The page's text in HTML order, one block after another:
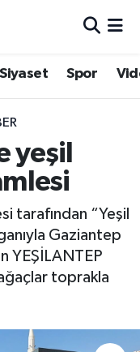
Siyaset Spor
yeşil
tarafından “Yeşil
Gaziantep
YEŞİLANTEP
toprakla